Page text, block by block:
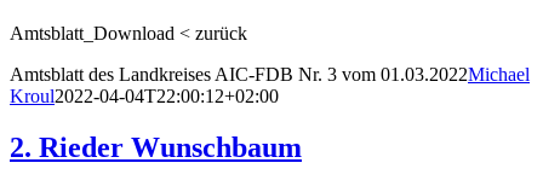
Amtsblatt_Download < zurück
Amtsblatt des Landkreises AIC-FDB Nr. 3 vom 01.03.2022Michael
Kroul2022-04-04T22:00:12+02:00
2. Rieder Wunschbaum